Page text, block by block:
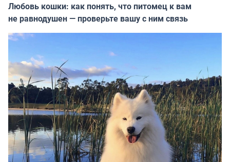
Любовь кошки: как понять, что питомец к вам
не равнодушен — проверьте вашу с ним связь